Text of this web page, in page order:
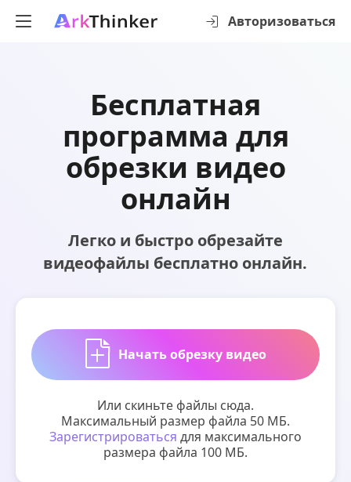
Авторизоваться
Бесплатная
программа для
обрезки видео
онлайн
Легко и быстро обрезайте
видеофайлы бесплатно онлайн.
Начать обрезку видео
Или скиньте файлы сюда.
Максимальный размер файла 50 МБ.
Зарегистрироваться для максимального
размера файла 100 МБ.